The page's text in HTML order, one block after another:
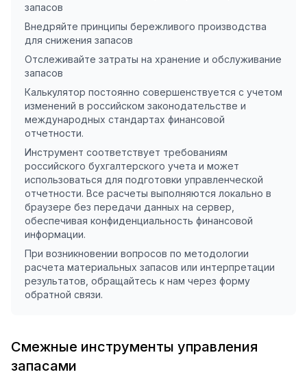
запасов
Внедряйте принципы бережливого производства
для снижения запасов
Отслеживайте затраты на хранение и обслуживание
запасов
Калькулятор постоянно совершенствуется с учетом
изменений в российском законодательстве и
международных стандартах финансовой
отчетности.
Инструмент соответствует требованиям
российского бухгалтерского учета и может
использоваться для подготовки управленческой
отчетности. Все расчеты выполняются локально в
браузере без передачи данных на сервер,
обеспечивая конфиденциальность финансовой
информации.
При возникновении вопросов по методологии
расчета материальных запасов или интерпретации
результатов, обращайтесь к нам через форму
обратной связи.
Смежные инструменты управления
запасами